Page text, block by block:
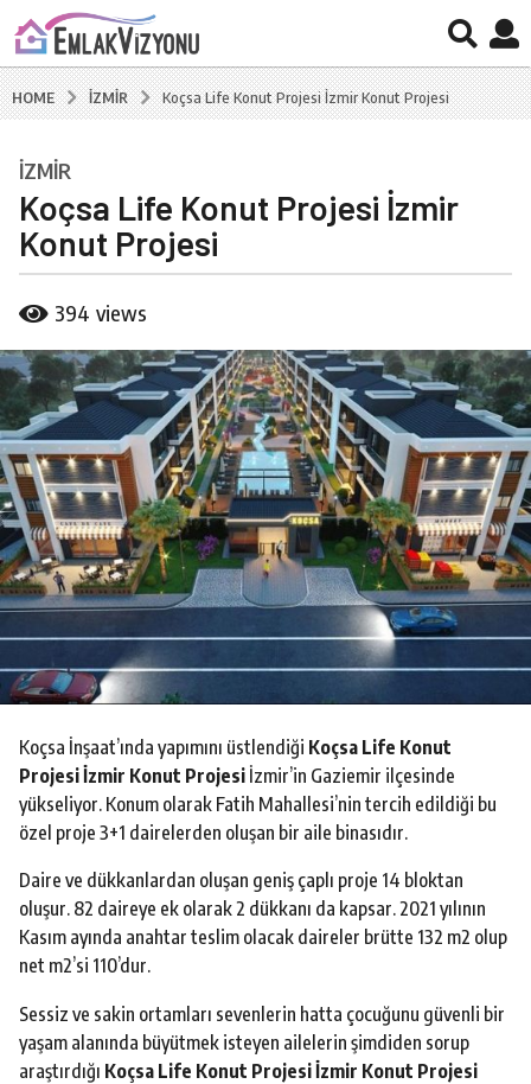
HOME İZMIR Koçsa Life Konut Projesi İzmir Konut Projesi
7
y
ı
l
g
7
y
ı
l
a
g
o
İZMIR
Koçsa Life Konut Projesi İzmir
Konut Projesi
y
B
u
r
a
k
C
a
l
394 views
Koçsa İnşaat’ında yapımını üstlendiği Koçsa Life Konut
Projesi İzmir Konut Projesi İzmir’in Gaziemir ilçesinde
yükseliyor. Konum olarak Fatih Mahallesi’nin tercih edildiği bu
özel proje 3+1 dairelerden oluşan bir aile binasıdır.
Daire ve dükkanlardan oluşan geniş çaplı proje 14 bloktan
oluşur. 82 daireye ek olarak 2 dükkanı da kapsar. 2021 yılının
Kasım ayında anahtar teslim olacak daireler brütte 132 m2 olup
net m2’si 110’dur.
Sessiz ve sakin ortamları sevenlerin hatta çocuğunu güvenli bir
yaşam alanında büyütmek isteyen ailelerin şimdiden sorup
araştırdığı Koçsa Life Konut Projesi İzmir Konut Projesi